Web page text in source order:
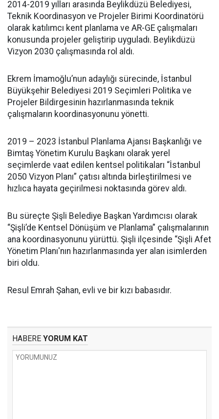
2014-2019 yılları arasında Beylikdüzü Belediyesi,
Teknik Koordinasyon ve Projeler Birimi Koordinatörü
olarak katılımcı kent planlama ve AR-GE çalışmaları
konusunda projeler geliştirip uyguladı. Beylikdüzü
Vizyon 2030 çalışmasında rol aldı.
Ekrem İmamoğlu’nun adaylığı sürecinde, İstanbul
Büyükşehir Belediyesi 2019 Seçimleri Politika ve
Projeler Bildirgesinin hazırlanmasında teknik
çalışmaların koordinasyonunu yönetti.
2019 – 2023 İstanbul Planlama Ajansı Başkanlığı ve
Bimtaş Yönetim Kurulu Başkanı olarak yerel
seçimlerde vaat edilen kentsel politikaları “İstanbul
2050 Vizyon Planı” çatısı altında birleştirilmesi ve
hızlıca hayata geçirilmesi noktasında görev aldı.
Bu süreçte Şişli Belediye Başkan Yardımcısı olarak
“Şişli’de Kentsel Dönüşüm ve Planlama” çalışmalarının
ana koordinasyonunu yürüttü. Şişli ilçesinde “Şişli Afet
Yönetim Planı'nın hazırlanmasında yer alan isimlerden
biri oldu.
Resul Emrah Şahan, evli ve bir kızı babasıdır.
HABERE YORUM KAT